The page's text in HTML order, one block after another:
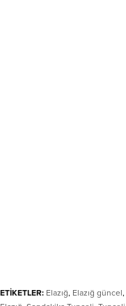
ETİKETLER: Elazığ, Elazığ güncel,